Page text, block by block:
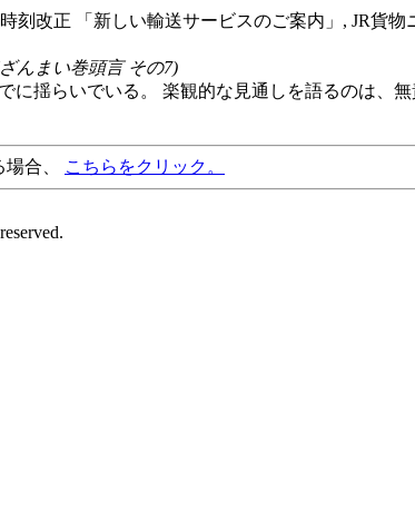
刻改正 「新しい輸送サービスのご案内」, JR貨物
んまい巻頭言 その7)
に揺らいでいる。 楽観的な見通しを語るのは、無
合、 こちらをクリック。